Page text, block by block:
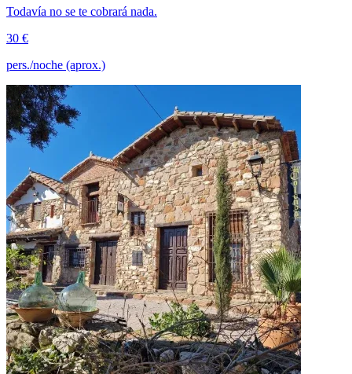
Todavía no se te cobrará nada.
30 €
pers./noche (aprox.)